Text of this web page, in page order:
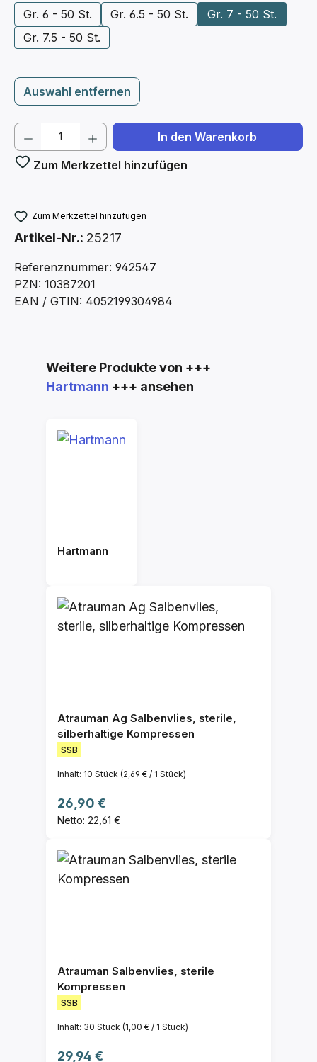
Gr. 6 - 50 St.
Gr. 6.5 - 50 St.
Gr. 7 - 50 St.
Gr. 7.5 - 50 St.
Auswahl entfernen
Produkt Anzahl: Gib den gewünschten
In den Warenkorb
Zum Merkzettel hinzufügen
Zum Merkzettel hinzufügen
Artikel-Nr.: 25217
Referenznummer: 942547
PZN: 10387201
EAN / GTIN: 4052199304984
Produktgalerie überspringen
Weitere Produkte von +++
Hartmann +++ ansehen
Hartmann
Atrauman Ag Salbenvlies, sterile,
silberhaltige Kompressen
SSB
Inhalt: 10 Stück (2,69 € / 1 Stück)
Regulärer Preis:
26,90 €
Netto: 22,61 €
Atrauman Salbenvlies, sterile
Kompressen
SSB
Inhalt: 30 Stück (1,00 € / 1 Stück)
Regulärer Preis:
29,94 €